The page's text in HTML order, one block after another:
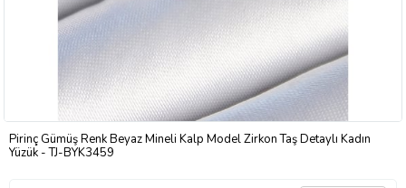
Pirinç Gümüş Renk Beyaz Mineli Kalp Model Zirkon Taş Detaylı Kadın
Yüzük - TJ-BYK3459